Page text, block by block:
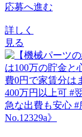
応募へ進む
詳しく
見る